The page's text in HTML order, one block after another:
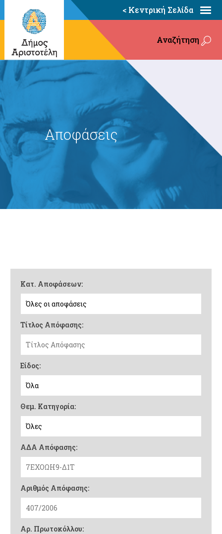
< Κεντρική Σελίδα
Αναζήτηση
Αποφάσεις
Κατ. Αποφάσεων:
Τίτλος Απόφασης:
Είδος:
Θεμ. Κατηγορία:
ΑΔΑ Απόφασης:
Αριθμός Απόφασης:
Αρ. Πρωτοκόλλου: